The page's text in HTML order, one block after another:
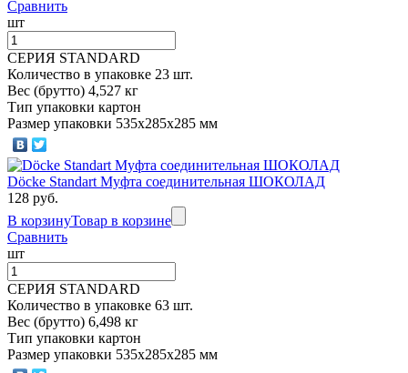
Сравнить
шт
СЕРИЯ STANDARD
Количество в упаковке 23 шт.
Вес (брутто) 4,527 кг
Тип упаковки картон
Размер упаковки 535х285х285 мм
Döcke Standart Муфта соединительная ШОКОЛАД
128 руб.
В корзинуТовар в корзине
Сравнить
шт
СЕРИЯ STANDARD
Количество в упаковке 63 шт.
Вес (брутто) 6,498 кг
Тип упаковки картон
Размер упаковки 535х285х285 мм